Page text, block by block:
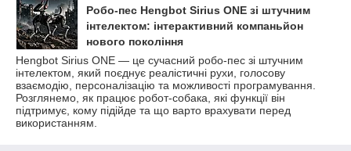
Робо-пес Hengbot Sirius ONE зі штучним
інтелектом: інтерактивний компаньйон
нового покоління
Hengbot Sirius ONE — це сучасний робо-пес зі штучним
інтелектом, який поєднує реалістичні рухи, голосову
взаємодію, персоналізацію та можливості програмування.
Розглянемо, як працює робот-собака, які функції він
підтримує, кому підійде та що варто врахувати перед
використанням.